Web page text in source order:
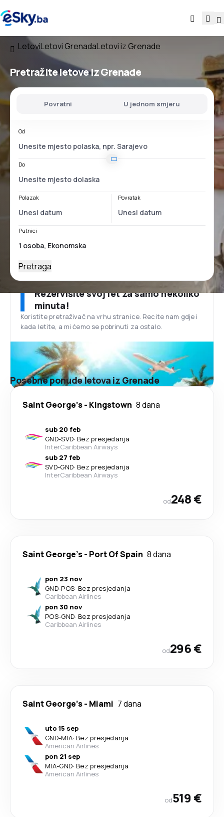
LetoviLetovi GrenadaLetovi iz Grenade
Pretražite letoveiz Grenade
Povratni U jednom smjeru
Od
Do
Polazak Povratak
Putnici
Pretraga
Rezervišite svoj let za samo nekoliko
minuta!
Koristite pretraživač na vrhu stranice. Recite nam gdje i
kada letite, a mi ćemo se pobrinuti za ostalo.
Posebne ponude letova iz Grenade
Saint George's- Kingstown 8 dana
sub 20 feb
GND-SVD· Bez presjedanja
InterCaribbean Airways
sub 27 feb
SVD-GND· Bez presjedanja
InterCaribbean Airways
od248 €
Saint George's- Port Of Spain 8 dana
pon 23 nov
GND-POS· Bez presjedanja
Caribbean Airlines
pon 30 nov
POS-GND· Bez presjedanja
Caribbean Airlines
od296 €
Saint George's- Miami 7 dana
uto 15 sep
GND-MIA· Bez presjedanja
American Airlines
pon 21 sep
MIA-GND· Bez presjedanja
American Airlines
od519 €